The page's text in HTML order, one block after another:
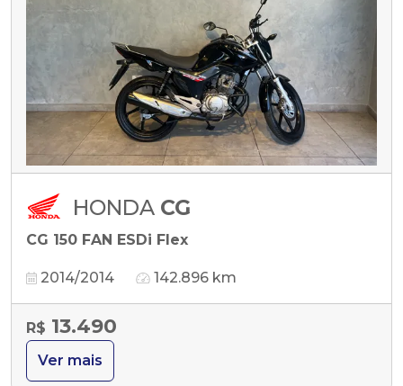
HONDA CG
CG 150 FAN ESDi Flex
2014/2014 142.896 km
R$ 13.490
Ver mais